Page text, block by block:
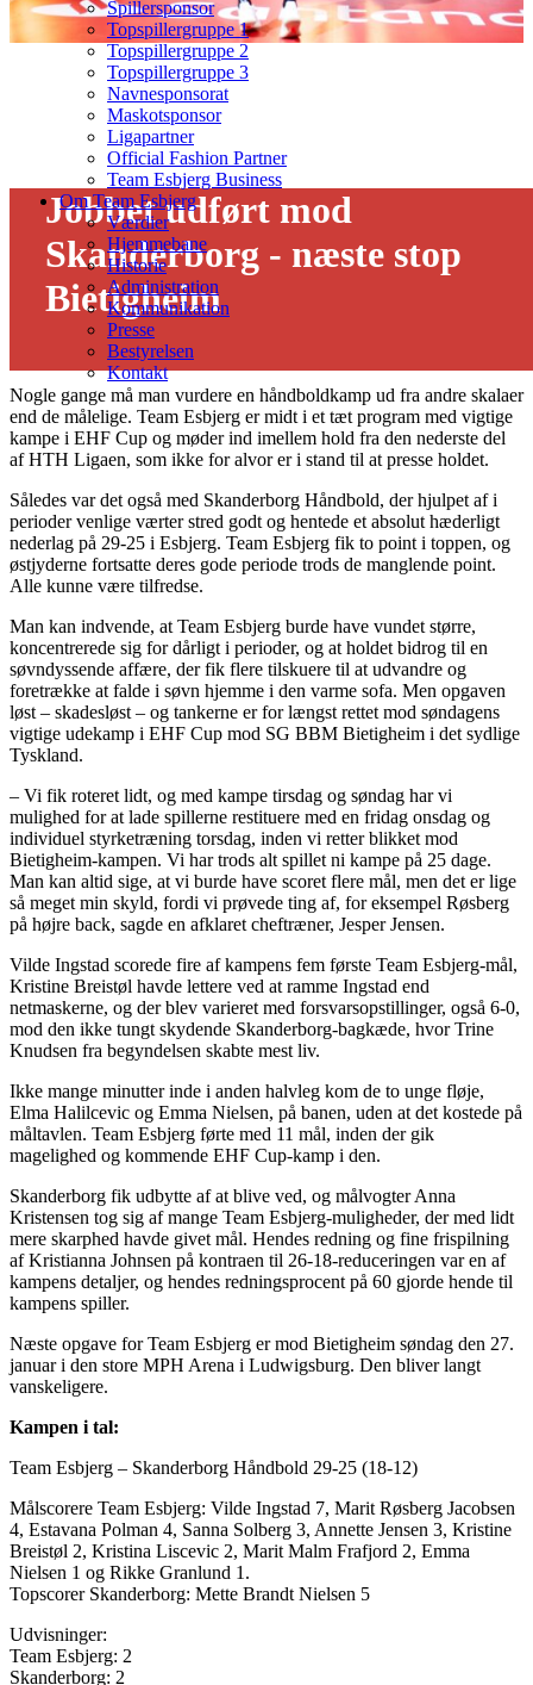
Spillersponsor
Topspillergruppe 1
Topspillergruppe 2
Topspillergruppe 3
Navnesponsorat
Maskotsponsor
Ligapartner
Official Fashion Partner
Team Esbjerg Business
Om Team Esbjerg
Værdier
Hjemmebane
Historie
Administration
Kommunikation
Presse
Bestyrelsen
Kontakt
Jobbet udført mod
Skanderborg - næste stop
Bietigheim
22/01 - 2019
Nogle gange må man vurdere en håndboldkamp ud fra andre skalaer
end de målelige. Team Esbjerg er midt i et tæt program med vigtige
kampe i EHF Cup og møder ind imellem hold fra den nederste del
af HTH Ligaen, som ikke for alvor er i stand til at presse holdet.
Således var det også med Skanderborg Håndbold, der hjulpet af i
perioder venlige værter stred godt og hentede et absolut hæderligt
nederlag på 29-25 i Esbjerg. Team Esbjerg fik to point i toppen, og
østjyderne fortsatte deres gode periode trods de manglende point.
Alle kunne være tilfredse.
Man kan indvende, at Team Esbjerg burde have vundet større,
koncentrerede sig for dårligt i perioder, og at holdet bidrog til en
søvndyssende affære, der fik flere tilskuere til at udvandre og
foretrække at falde i søvn hjemme i den varme sofa. Men opgaven
løst – skadesløst – og tankerne er for længst rettet mod søndagens
vigtige udekamp i EHF Cup mod SG BBM Bietigheim i det sydlige
Tyskland.
– Vi fik roteret lidt, og med kampe tirsdag og søndag har vi
mulighed for at lade spillerne restituere med en fridag onsdag og
individuel styrketræning torsdag, inden vi retter blikket mod
Bietigheim-kampen. Vi har trods alt spillet ni kampe på 25 dage.
Man kan altid sige, at vi burde have scoret flere mål, men det er lige
så meget min skyld, fordi vi prøvede ting af, for eksempel Røsberg
på højre back, sagde en afklaret cheftræner, Jesper Jensen.
Vilde Ingstad scorede fire af kampens fem første Team Esbjerg-mål,
Kristine Breistøl havde lettere ved at ramme Ingstad end
netmaskerne, og der blev varieret med forsvarsopstillinger, også 6-0,
mod den ikke tungt skydende Skanderborg-bagkæde, hvor Trine
Knudsen fra begyndelsen skabte mest liv.
Ikke mange minutter inde i anden halvleg kom de to unge fløje,
Elma Halilcevic og Emma Nielsen, på banen, uden at det kostede på
måltavlen. Team Esbjerg førte med 11 mål, inden der gik
magelighed og kommende EHF Cup-kamp i den.
Skanderborg fik udbytte af at blive ved, og målvogter Anna
Kristensen tog sig af mange Team Esbjerg-muligheder, der med lidt
mere skarphed havde givet mål. Hendes redning og fine frispilning
af Kristianna Johnsen på kontraen til 26-18-reduceringen var en af
kampens detaljer, og hendes redningsprocent på 60 gjorde hende til
kampens spiller.
Næste opgave for Team Esbjerg er mod Bietigheim søndag den 27.
januar i den store MPH Arena i Ludwigsburg. Den bliver langt
vanskeligere.
Kampen i tal:
Team Esbjerg – Skanderborg Håndbold 29-25 (18-12)
Målscorere Team Esbjerg: Vilde Ingstad 7, Marit Røsberg Jacobsen
4, Estavana Polman 4, Sanna Solberg 3, Annette Jensen 3, Kristine
Breistøl 2, Kristina Liscevic 2, Marit Malm Frafjord 2, Emma
Nielsen 1 og Rikke Granlund 1.
Topscorer Skanderborg: Mette Brandt Nielsen 5
Udvisninger:
Team Esbjerg: 2
Skanderborg: 2